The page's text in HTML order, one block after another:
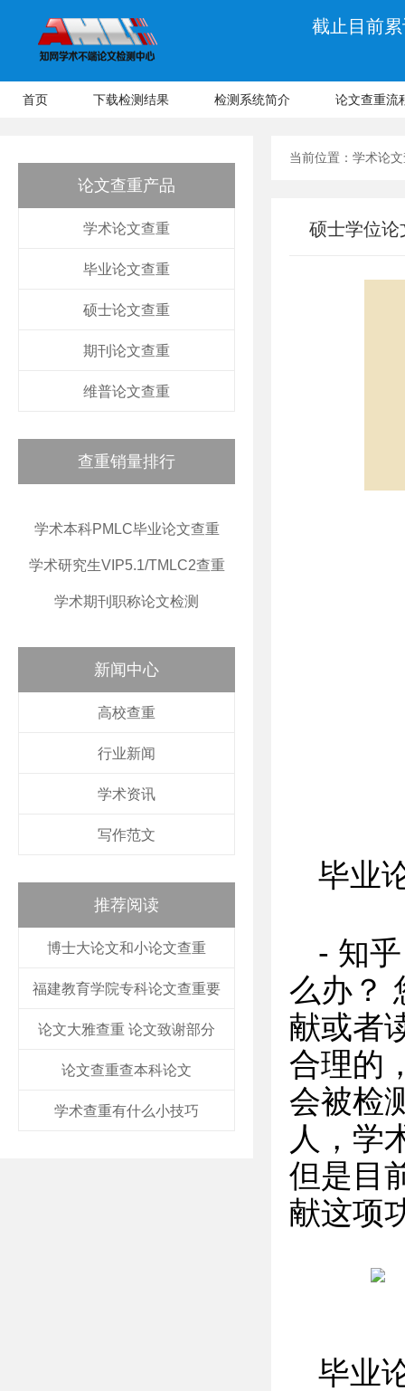
截止目前
首页 下载检测结果 检测系统简介 论文查重流
论文查重产品
学术论文查重
毕业论文查重
硕士论文查重
期刊论文查重
维普论文查重
查重销量排行
学术本科PMLC毕业论文查重
学术研究生VIP5.1/TMLC2查重
学术期刊职称论文检测
新闻中心
高校查重
行业新闻
学术资讯
写作范文
推荐阅读
博士大论文和小论文查重
福建教育学院专科论文查重要
论文大雅查重 论文致谢部分
论文查重查本科论文
学术查重有什么小技巧
当前位置： 学术论
硕士学位论
毕业
- 知
么办？
献或者
合理的
会被检
人，学
但是目
献这项
毕业